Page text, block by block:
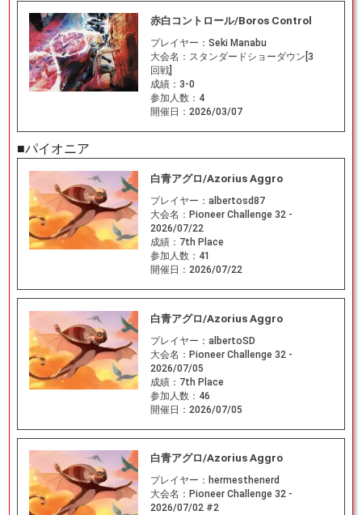
赤白コントロール/Boros Control
プレイヤー： Seki Manabu
大会名： スタンダードショーダウン[3
回戦]
成績： 3-0
参加人数： 4
開催日： 2026/03/07
■パイオニア
白青アグロ/Azorius Aggro
プレイヤー： albertosd87
大会名： Pioneer Challenge 32 -
2026/07/22
成績： 7th Place
参加人数： 41
開催日： 2026/07/22
白青アグロ/Azorius Aggro
プレイヤー： albertoSD
大会名： Pioneer Challenge 32 -
2026/07/05
成績： 7th Place
参加人数： 46
開催日： 2026/07/05
白青アグロ/Azorius Aggro
プレイヤー： hermesthenerd
大会名： Pioneer Challenge 32 -
2026/07/02 #2